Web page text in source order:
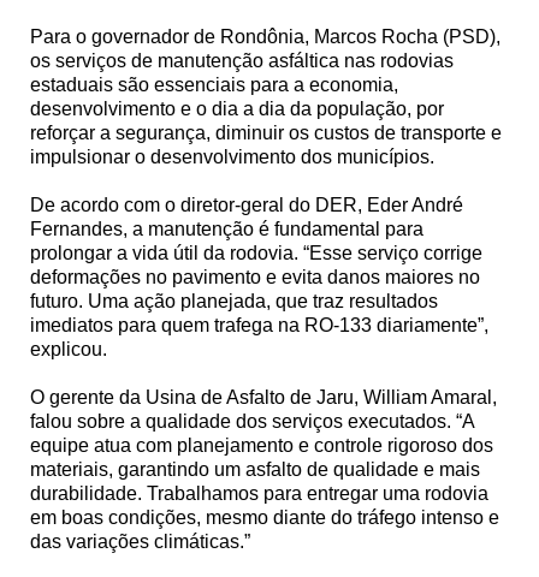
Para o governador de Rondônia, Marcos Rocha (PSD),
os serviços de manutenção asfáltica nas rodovias
estaduais são essenciais para a economia,
desenvolvimento e o dia a dia da população, por
reforçar a segurança, diminuir os custos de transporte e
impulsionar o desenvolvimento dos municípios.
De acordo com o diretor-geral do DER, Eder André
Fernandes, a manutenção é fundamental para
prolongar a vida útil da rodovia. “Esse serviço corrige
deformações no pavimento e evita danos maiores no
futuro. Uma ação planejada, que traz resultados
imediatos para quem trafega na RO-133 diariamente”,
explicou.
O gerente da Usina de Asfalto de Jaru, William Amaral,
falou sobre a qualidade dos serviços executados. “A
equipe atua com planejamento e controle rigoroso dos
materiais, garantindo um asfalto de qualidade e mais
durabilidade. Trabalhamos para entregar uma rodovia
em boas condições, mesmo diante do tráfego intenso e
das variações climáticas.”